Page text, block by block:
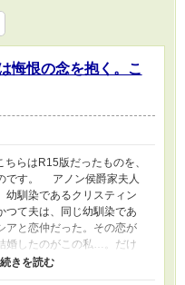
叶うことなどないのだと…
ら予期せぬ愛に溺れる。
悔恨の念を抱く。こ
ちらはR15版だったものを、
です。 アノン侯爵家夫人
幼馴染であるクリスティン
つて夫は、同じ幼馴染であ
アと恋仲だった。その恋が
婚したのがこの私…。だけ
存在になったフェリシアを
愛してくれるようになるは